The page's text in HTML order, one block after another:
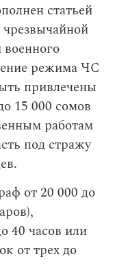
статьей
режима ЧС
привлечены
15 000 сомов
работам
под стражу
от 20 000 до
40 часов или
от трех до